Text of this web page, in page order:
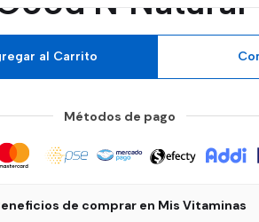
al Carrito
Métodos de pago
de comprar en Mis Vitaminas